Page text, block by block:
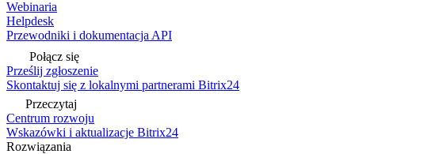
Webinaria
Helpdesk
Przewodniki i dokumentacja API
Połącz się
Prześlij zgłoszenie
Skontaktuj się z lokalnymi partnerami Bitrix24
Przeczytaj
Centrum rozwoju
Wskazówki i aktualizacje Bitrix24
Rozwiązania